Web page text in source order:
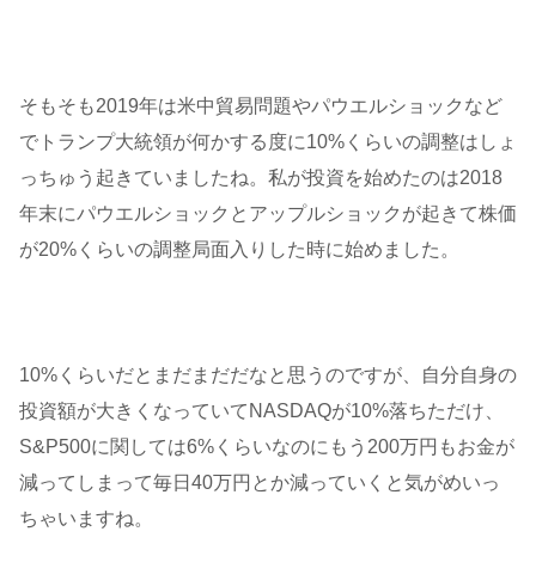
そもそも2019年は米中貿易問題やパウエルショックなど
でトランプ大統領が何かする度に10%くらいの調整はしょ
っちゅう起きていましたね。私が投資を始めたのは2018
年末にパウエルショックとアップルショックが起きて株価
が20%くらいの調整局面入りした時に始めました。
10%くらいだとまだまだだなと思うのですが、自分自身の
投資額が大きくなっていてNASDAQが10%落ちただけ、
S&P500に関しては6%くらいなのにもう200万円もお金が
減ってしまって毎日40万円とか減っていくと気がめいっ
ちゃいますね。